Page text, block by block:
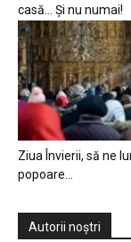
casă… Și nu numai!
Ziua Învierii, să ne
popoare…
Autorii noștri